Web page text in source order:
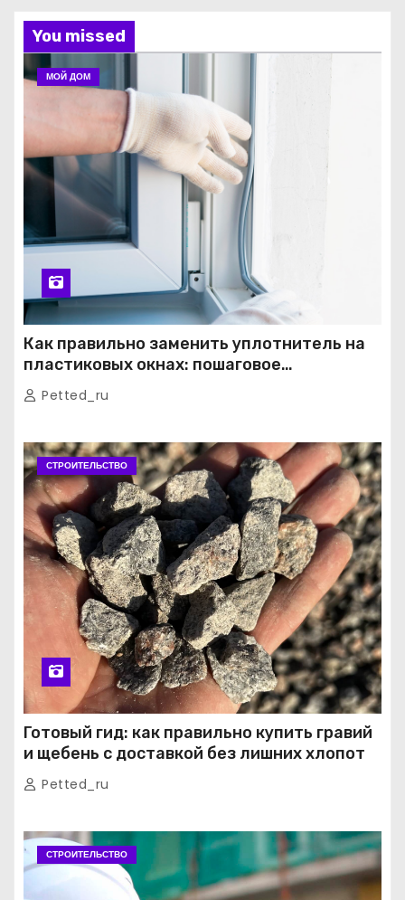
You missed
МОЙ ДОМ
Как правильно заменить уплотнитель на
пластиковых окнах: пошаговое
руководство от экспертов
Petted_ru
СТРОИТЕЛЬСТВО
Готовый гид: как правильно купить гравий
и щебень с доставкой без лишних хлопот
Petted_ru
СТРОИТЕЛЬСТВО